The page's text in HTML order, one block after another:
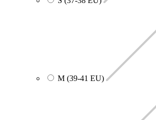
M (39-41 EU)